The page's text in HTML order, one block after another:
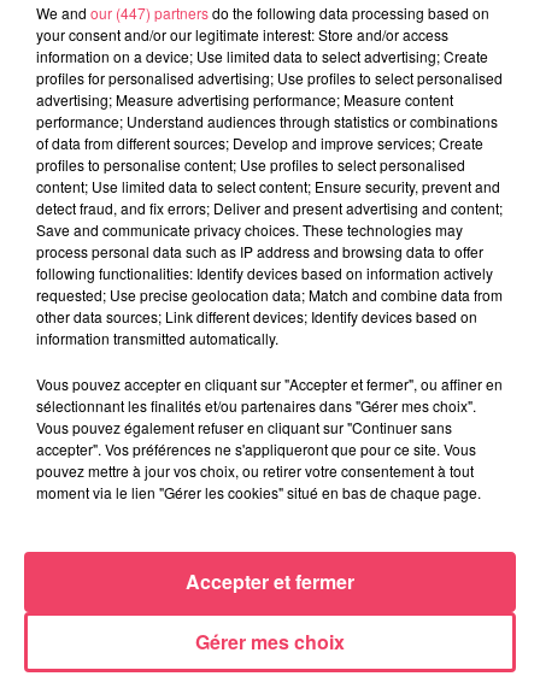
Les supporters ont fait durer le plaisir cette nuit.
Crédit :Cyprien Legeay
AUTRES ARTICLES QUI POURRAIENT VOUS
We and our (447) partnersdo the following data processing based on
your consent and/or our legitimate interest: Store and/or access
information on a device; Use limited data to select advertising; Create
profiles for personalised advertising; Use profiles to select personalised
advertising; Measure advertising performance; Measure content
performance; Understand audiences through statistics or combinations
of data from different sources; Develop and improve services; Create
profiles to personalise content; Use profiles to select personalised
content; Use limited data to select content; Ensure security, prevent and
detect fraud, and fix errors; Deliver and present advertising and content;
Save and communicate privacy choices. These technologies may
process personal data such as IP address and browsing data to offer
following functionalities: Identify devices based on information actively
requested; Use precise geolocation data; Match and combine data from
other data sources; Link different devices; Identify devices based on
information transmitted automatically.
Vous pouvez accepter en cliquant sur "Accepter et fermer", ou affiner en
sélectionnant les finalités et/ou partenaires dans "Gérer mes choix".
Vous pouvez également refuser en cliquant sur "Continuer sans
accepter". Vos préférences ne s'appliqueront que pour ce site. Vous
pouvez mettre à jour vos choix, ou retirer votre consentement à tout
moment via le lien "Gérer les cookies" situé en bas de chaque page.
Gérer mes choix
Accepter et fermer